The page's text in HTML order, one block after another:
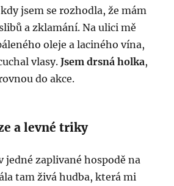
jsem se rozhodla, že mám
a zklamání. Na ulici mě
oleje a laciného vína,
vlasy.Jsem drsná holka,
do akce.
a levné triky
jedné zaplivané hospodě na
tam živá hudba, která mi